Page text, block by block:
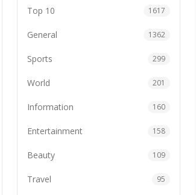
Top 10 1617
General 1362
Sports 299
World 201
Information 160
Entertainment 158
Beauty 109
Travel 95